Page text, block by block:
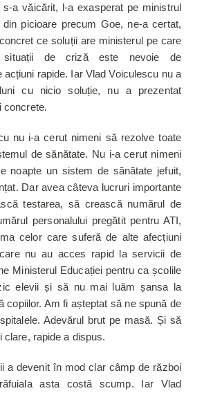
a văicărit, l-a exasperat pe ministrul
picioare precum Goe, ne-a certat,
ce soluții are ministerul pe care
de criză este nevoie de
acțiuni rapide. Iar Vlad Voiculescu nu a
cu nicio soluție, nu a prezentat
concrete.
nu i-a cerut nimeni să rezolve toate
de sănătate. Nu i-a cerut nimeni
noapte un sistem de sănătate jefuit,
Dar avea câteva lucruri importante
testarea, să crească numărul de
personalului pregătit pentru ATI,
celor care suferă de alte afecțiuni
nu au acces rapid la servicii de
Ministerul Educației pentru ca școlile
elevii și să nu mai luăm șansa la
copiilor. Am fi așteptat să ne spună de
Adevărul brut pe masă. Și să
clare, rapide a dispus.
a devenit în mod clar câmp de război
asta costă scump. Iar Vlad